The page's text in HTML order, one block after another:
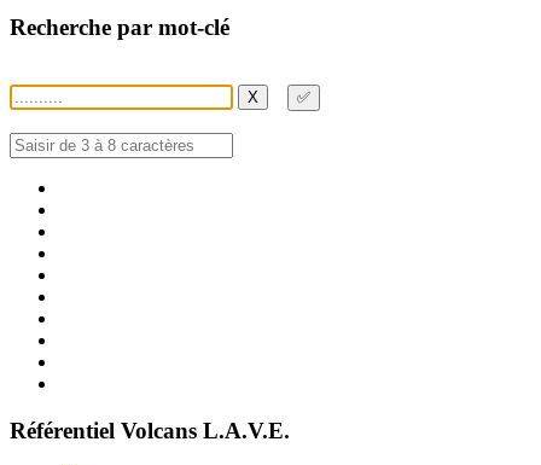
Recherche par mot-clé
X ✅
Référentiel Volcans L.A.V.E.